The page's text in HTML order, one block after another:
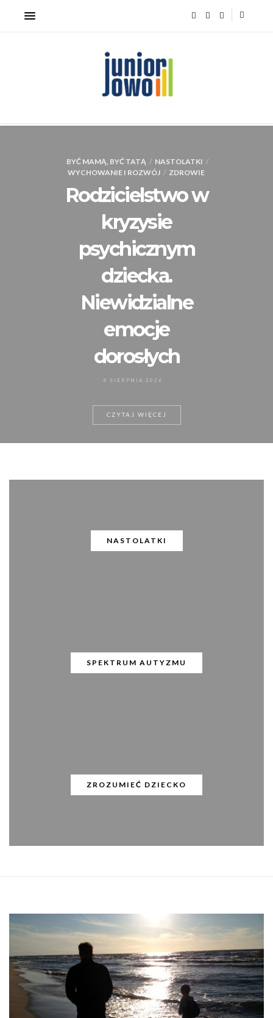
BYĆ MAMĄ, BYĆ TATĄ / NASTOLATKI /
WYCHOWANIE I ROZWÓJ / ZDROWIE
Rodzicielstwo w
kryzysie
psychicznym
dziecka.
Niewidzialne
emocje
dorosłych
4 SIERPNIA 2026
CZYTAJ WIĘCEJ
NASTOLATKI
SPEKTRUM AUTYZMU
ZROZUMIEĆ DZIECKO